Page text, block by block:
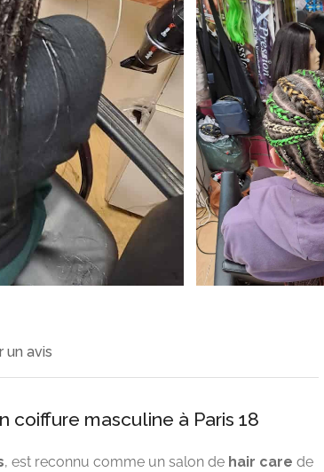
un avis
coiffure masculine à Paris 18
, est reconnu comme un salon de hair care de